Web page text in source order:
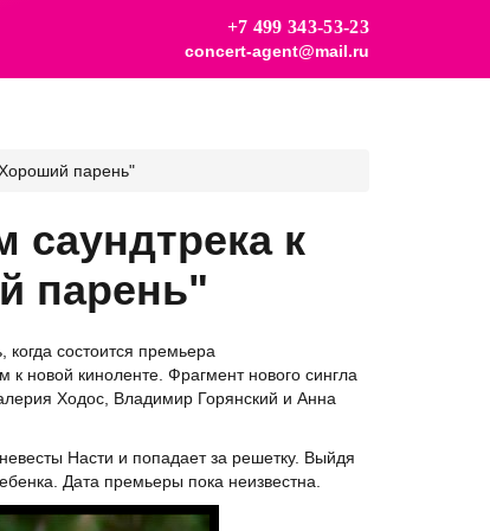
+7 499 343-53-23
concert-agent@mail.ru
парень"
саундтрека к
парень"
когда состоится премьера
новой киноленте. Фрагмент нового сингла
Ходос, Владимир Горянский и Анна
Насти и попадает за решетку. Выйдя
Дата премьеры пока неизвестна.